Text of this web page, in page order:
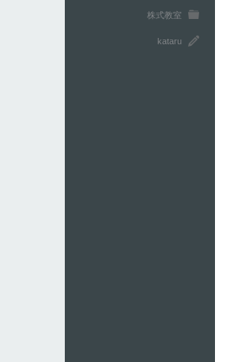
株式教室
kataru